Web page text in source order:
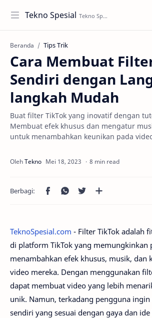
Tekno Spesial
Beranda Tips Trik
Cara Membuat
Sendiri dengan
langkah Mudah
Buat filter TikTok yang inovatif dengan
Membuat efek khusus dan mengatur
untuk menambahkan keunikan pada
8 min read
TeknoSpesial.com - Filter TikTok adalah
di platform TikTok yang memungkinkan
menambahkan efek khusus, musik, dan
video mereka. Dengan menggunakan
dapat membuat video yang lebih
unik. Namun, terkadang pengguna
sendiri yang sesuai dengan gaya dan